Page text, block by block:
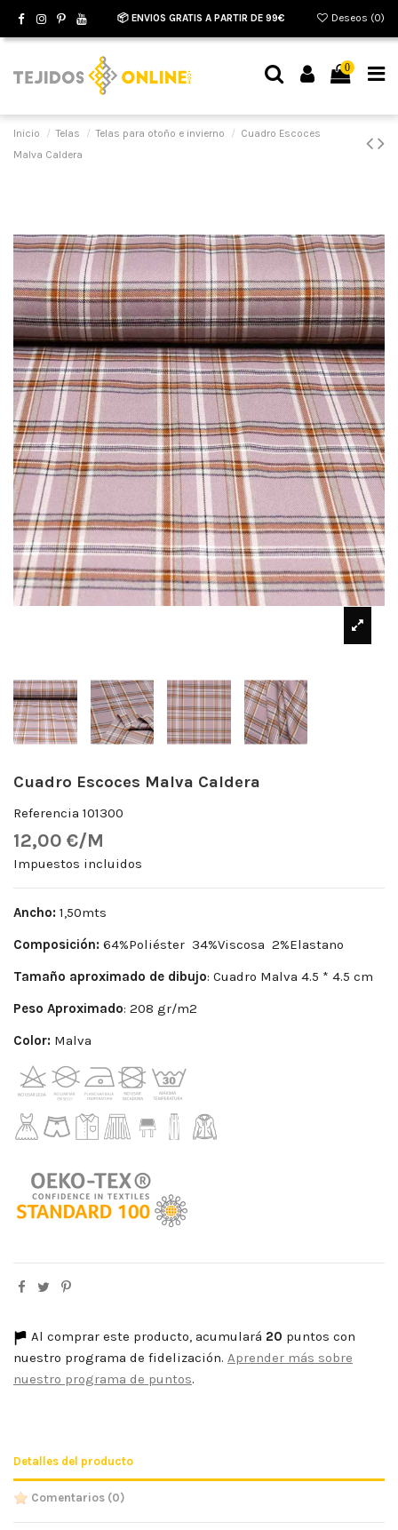
📦 ENVIOS GRATIS A PARTIR DE 99€ Deseos (0)
0
Inicio Telas Telas para otoño e invierno
Cuadro Escoces
Malva Caldera
Cuadro Escoces Malva Caldera
Referencia 101300
12,00 €/M
Impuestos incluidos
Ancho: 1,50mts
Composición: 64%Poliéster 34%Viscosa 2%Elastano
Tamaño aproximado de dibujo: Cuadro Malva 4.5 * 4.5 cm
Peso Aproximado: 208 gr/m2
Color: Malva
Al comprar este producto, acumulará 20 puntos con
nuestro programa de fidelización. Aprender más sobre
nuestro programa de puntos.
Detalles del producto
Comentarios (0)